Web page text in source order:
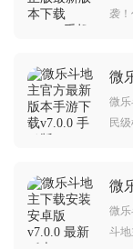
袭
是偏
能
微
手
微
民
管
手
微
本
微
斗地